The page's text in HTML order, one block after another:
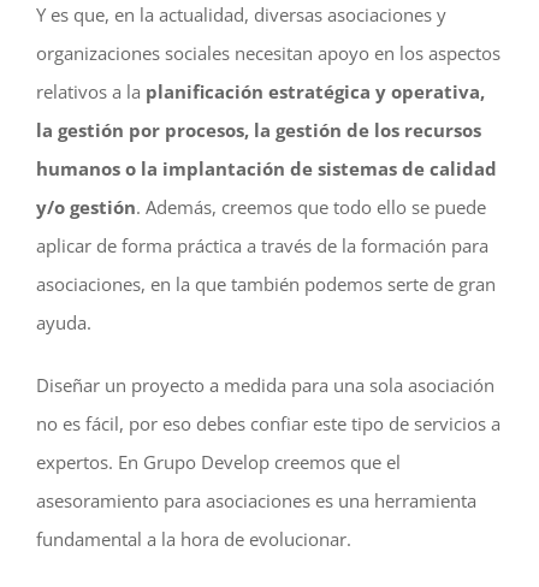
Y es que, en la actualidad, diversas asociaciones y
organizaciones sociales necesitan apoyo en los aspectos
relativos a la planificación estratégica y operativa,
la gestión por procesos, la gestión de los recursos
humanos o la implantación de sistemas de calidad
y/o gestión. Además, creemos que todo ello se puede
aplicar de forma práctica a través de la formación para
asociaciones, en la que también podemos serte de gran
ayuda.
Diseñar un proyecto a medida para una sola asociación
no es fácil, por eso debes confiar este tipo de servicios a
expertos. En Grupo Develop creemos que el
asesoramiento para asociaciones es una herramienta
fundamental a la hora de evolucionar.